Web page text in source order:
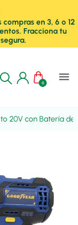
en 3, 6 o 12
Fracciona tu
menu
0
20V con Batería de